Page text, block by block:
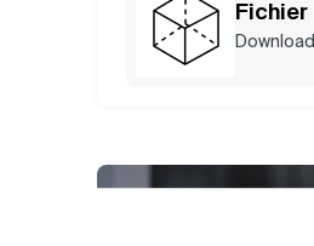
Fichier
Download